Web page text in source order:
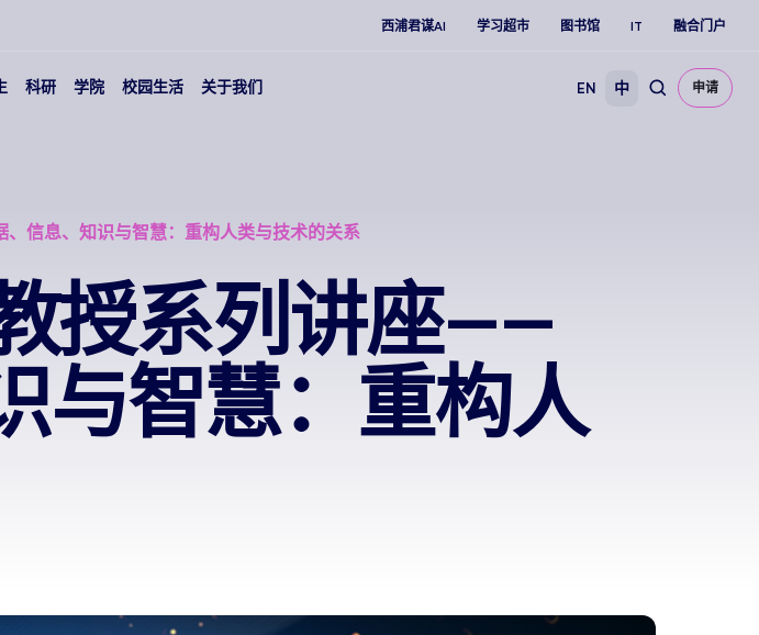
西浦君谋AI 学习超市 图书馆 IT 融合门户
科研 学院 校园生活 关于我们 EN 中 申请
信息、知识与智慧：重构人类与技术的关系
授系列讲座——
与智慧：重构人